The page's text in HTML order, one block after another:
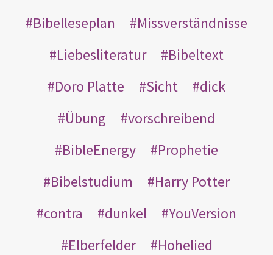
Bibelleseplan
Missverständnisse
Liebesliteratur
Bibeltext
Doro Platte
Sicht
dick
Übung
vorschreibend
BibleEnergy
Prophetie
Bibelstudium
Harry Potter
contra
dunkel
YouVersion
Elberfelder
Hohelied